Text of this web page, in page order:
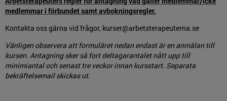
medlemmar i förbundet samt avbokningsregler.
Kontakta oss gärna vid frågor, kurser@arbetsterapeuterna.se
Vänligen observera att formuläret nedan endast är en anmälan till
kursen. Antagning sker så fort deltagarantalet nått upp till
minimiantal och senast tre veckor innan kursstart. Separata
bekräftelsemail skickas ut.